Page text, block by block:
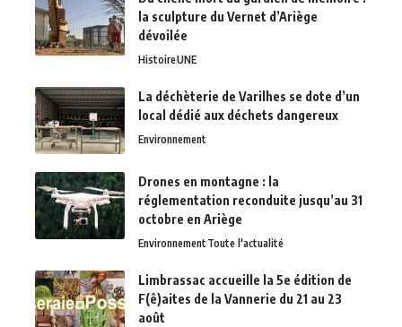
la sculpture du Vernet d’Ariège
dévoilée
HistoireUNE
La déchèterie de Varilhes se dote d’un
local dédié aux déchets dangereux
Environnement
Drones en montagne : la
réglementation reconduite jusqu’au 31
octobre en Ariège
EnvironnementToute l'actualité
Limbrassac accueille la 5e édition de
F(ê)aites de la Vannerie du 21 au 23
août